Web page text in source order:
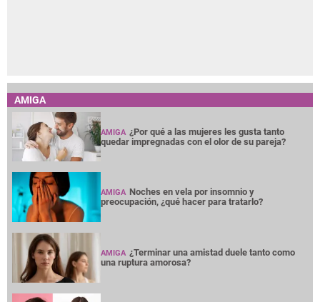
AMIGA
AMIGA ¿Por qué a las mujeres les gusta tanto
quedar impregnadas con el olor de su pareja?
AMIGA Noches en vela por insomnio y
preocupación, ¿qué hacer para tratarlo?
AMIGA ¿Terminar una amistad duele tanto como
una ruptura amorosa?